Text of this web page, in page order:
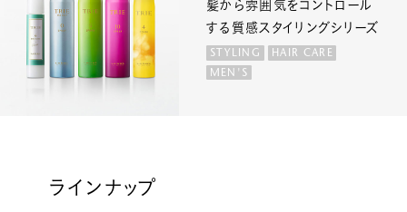
髪から雰囲気をコントロール
する質感スタイリングシリーズ
STYLING
HAIR CARE
MEN'S
ラインナップ